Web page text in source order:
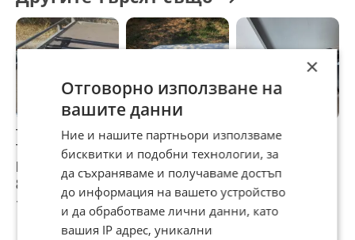
Т-фиксатори ( за Т-канала при алуминиевите греди).
THULE Напречни
Трегери- греди-
релси-рейки-
багажник-
шпригли
80 €
156,47 лв
багажник-греди-
релси-рейки
THULE
76,69 €
149,99 лв
напречни греди
THULE
76,69 €
149,99 лв
×
Отговорно използване на
вашите данни
Ние и нашите партньори използваме
бисквитки и подобни технологии, за
да съхраняваме и получаваме достъп
до информация на вашето устройство
и да обработваме лични данни, като
вашия IP адрес, уникални